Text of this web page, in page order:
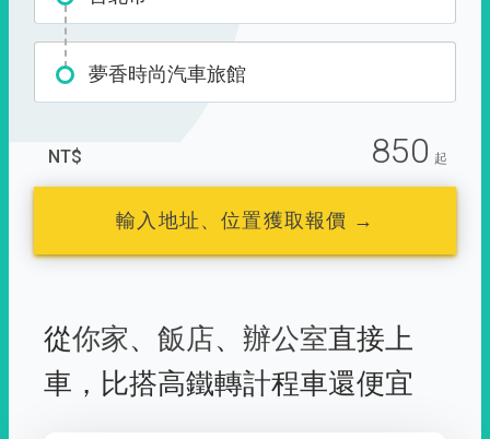
夢香時尚汽車旅館
NT$ 850 起
輸入地址、位置獲取報價 →
從你家、 飯店、 辦公室直接上
車， 比搭高鐵轉計程車還便宜